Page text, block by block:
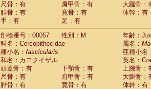
尺骨：有
肩甲骨：有
大腿骨：
腓骨：有
寛骨：有
体幹：有
手：有
足：有
剖検番号：00057
性別：M
年齢：
科名：Cercopithecidae
属名：
種小名： fascicularis
亜種小名
和名：カニクイザル
英名：
頭蓋骨：有
下顎骨：有
上腕骨：
尺骨：有
肩甲骨：有
大腿骨：
腓骨：有
寛骨：有
体幹：有